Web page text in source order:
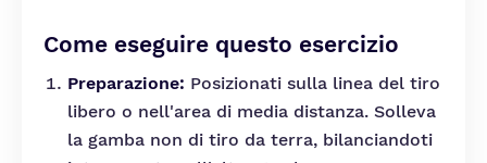
Come eseguire questo esercizio
Preparazione: Posizionati sulla linea del tiro
libero o nell'area di media distanza. Solleva
la gamba non di tiro da terra, bilanciandoti